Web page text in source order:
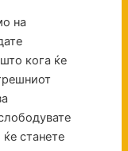
на
кога ќе
станете